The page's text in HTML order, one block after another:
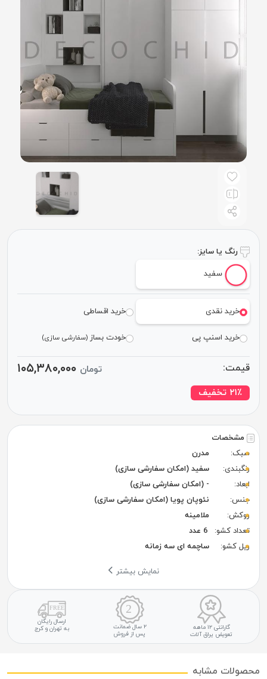
مشخصات
سبک:
مدرن
رنگبندی:
سفید (امکان سفارشی سازی)
ابعاد:
- (امکان سفارشی سازی)
جنس:
نئوپان پویا (امکان سفارشی سازی)
روکش:
ملامینه
تعداد کشو:
6 عدد
ریل کشو:
ساچمه ای سه زمانه
نمایش بیشتر
گارانتی ۱۲ ماهه
تعویض یراق آلات
۲ سال ضمانت
پس از فروش
ارسال رایگان
به تهران و کرج
رنگ یا سایز:
سفید
خرید نقدی خرید اقساطی
خرید اسنپ پی خودت بساز(سفارشی سازی)
قیمت: تومان ۱۰۵,۳۸۰,۰۰۰
۲۱٪ تخفیف
محصولات مشابه